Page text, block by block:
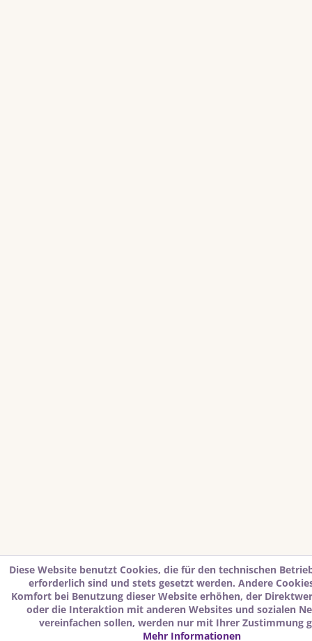
Diese Website benutzt Cookies, die für den technischen
erforderlich sind und stets gesetzt werden. Andere
Komfort bei Benutzung dieser Website erhöhen, der
oder die Interaktion mit anderen Websites und sozialen
vereinfachen sollen, werden nur mit Ihrer Zustimmung
Mehr Informationen